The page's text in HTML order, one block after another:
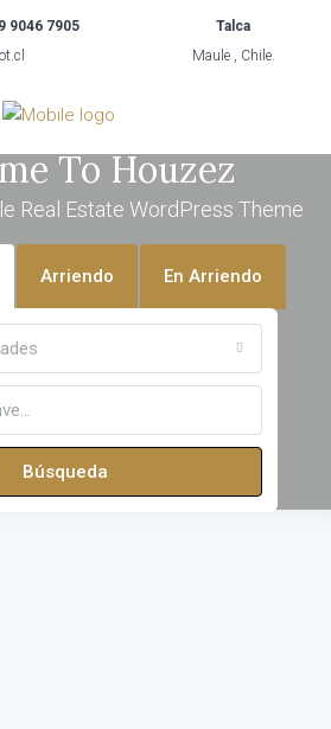
9046 7905
Talca
Maule , Chile.
To Houzez
Real Estate WordPress Theme
Arriendo En Arriendo
Búsqueda